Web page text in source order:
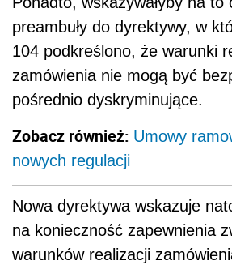
preambuły do dyrektywy, w
104 podkreślono, że warunki
zamówienia nie mogą być
pośrednio dyskryminujące.
Zobacz również: Umowy
nowych regulacji
Nowa dyrektywa wskazuje
na konieczność zapewnienia
warunków realizacji